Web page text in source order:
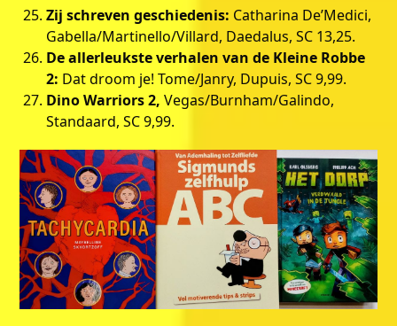
Zij schreven geschiedenis: Catharina De’Medici,
Gabella/Martinello/Villard, Daedalus, SC 13,25.
De allerleukste verhalen van de Kleine Robbe
2: Dat droom je! Tome/Janry, Dupuis, SC 9,99.
Dino Warriors 2,Vegas/Burnham/Galindo,
Standaard, SC 9,99.